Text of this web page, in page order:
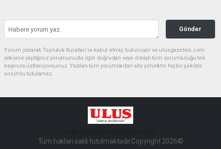
Gönder
Yorum yazarak Topluluk Kuralları’nı kabul etmiş bulunuyor ve ulusgazetesi.com
sitesine yaptığınız yorumunuzla ilgili doğrudan veya dolaylı tüm sorumluluğu tek
başınıza üstleniyorsunuz. Yazılan tüm yorumlardan site yönetimi hiçbir şekilde
sorumlu tutulamaz.
Tüm hakları saklı tutulmaktadır.Copyright 2026©